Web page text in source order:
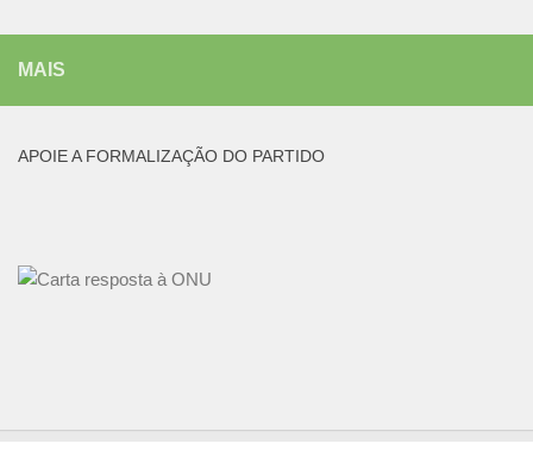
MAIS
APOIE A FORMALIZAÇÃO DO PARTIDO